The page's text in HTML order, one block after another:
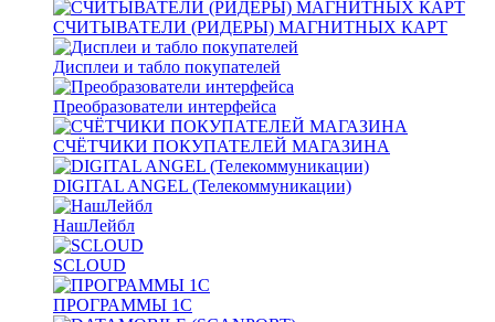
СЧИТЫВАТЕЛИ (РИДЕРЫ) МАГНИТНЫХ КАРТ
Дисплеи и табло покупателей
Преобразователи интерфейса
СЧЁТЧИКИ ПОКУПАТЕЛЕЙ МАГАЗИНА
DIGITAL ANGEL (Телекоммуникации)
НашЛейбл
SCLOUD
ПРОГРАММЫ 1С